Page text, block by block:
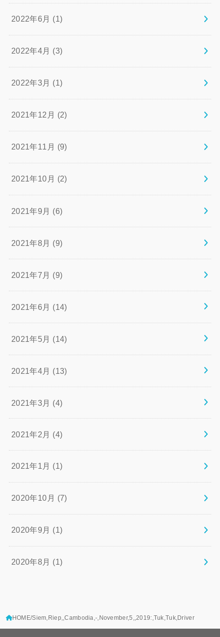
2022年6月 (1)
2022年4月 (3)
2022年3月 (1)
2021年12月 (2)
2021年11月 (9)
2021年10月 (2)
2021年9月 (6)
2021年8月 (9)
2021年7月 (9)
2021年6月 (14)
2021年5月 (14)
2021年4月 (13)
2021年3月 (4)
2021年2月 (4)
2021年1月 (1)
2020年10月 (7)
2020年9月 (1)
2020年8月 (1)
HOME Siem,Riep,,Cambodia,-,November,5,,2019:,Tuk,Tuk,Driver